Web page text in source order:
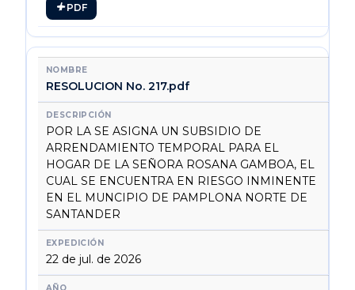
PDF
RESOLUCION No. 217.pdf
POR LA SE ASIGNA UN SUBSIDIO DE
ARRENDAMIENTO TEMPORAL PARA EL
HOGAR DE LA SEÑORA ROSANA GAMBOA, EL
CUAL SE ENCUENTRA EN RIESGO INMINENTE
EN EL MUNCIPIO DE PAMPLONA NORTE DE
SANTANDER
22 de jul. de 2026